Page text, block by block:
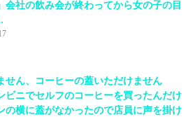
会社の飲み会が終わってから女の子の目
せん、コーヒーの蓋いただけません
ビニでセルフのコーヒーを買ったんだけ
の横に蓋がなかったので店員に声を掛け